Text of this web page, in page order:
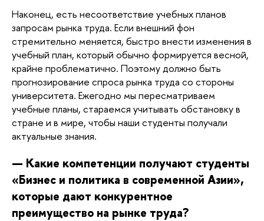
Наконец, есть несоответствие учебных планов
запросам рынка труда. Если внешний фон
стремительно меняется, быстро внести изменения в
учебный план, который обычно формируется весной,
крайне проблематично. Поэтому должно быть
прогнозирование спроса рынка труда со стороны
университета. Ежегодно мы пересматриваем
учебные планы, стараемся учитывать обстановку в
стране и в мире, чтобы наши студенты получали
актуальные знания.
— Какие компетенции получают студенты
«Бизнес и политика в современной Азии»,
которые дают конкурентное
преимущество на рынке труда?